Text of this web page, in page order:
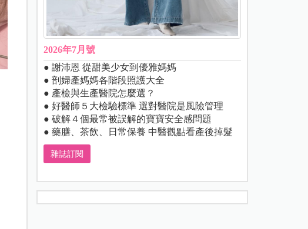
2026年7月號
● 謝沛恩 從甜美少女到優雅媽媽
● 剖婦產媽媽各階段照護大全
● 產檢與生產醫院怎麼選？
● 好醫師５大檢驗標準 選對醫院是風險管理
● 破解４個最常被誤解的寶寶安全感問題
● 藥膳、茶飲、日常保養 中醫觀點看產後掉髮
雜誌訂閱